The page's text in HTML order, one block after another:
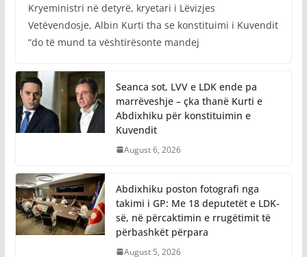
Kryeministri në detyrë, kryetari i Lëvizjes
Vetëvendosje, Albin Kurti tha se konstituimi i Kuvendit
“do të mund ta vështirësonte mandej
Seanca sot, LVV e LDK ende pa
marrëveshje – çka thanë Kurti e
Abdixhiku për konstituimin e
Kuvendit
August 6, 2026
Abdixhiku poston fotografi nga
takimi i GP: Me 18 deputetët e LDK-
së, në përcaktimin e rrugëtimit të
përbashkët përpara
August 5, 2026